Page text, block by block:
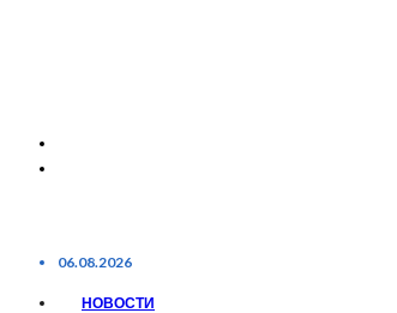
06.08.2026
НОВОСТИ